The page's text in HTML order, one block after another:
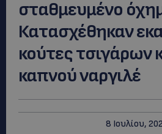
σταθμευμένο
Κατασχέθηκαν
κούτες τσιγάρων
καπνού ναργιλέ
8 Ιουλίου,